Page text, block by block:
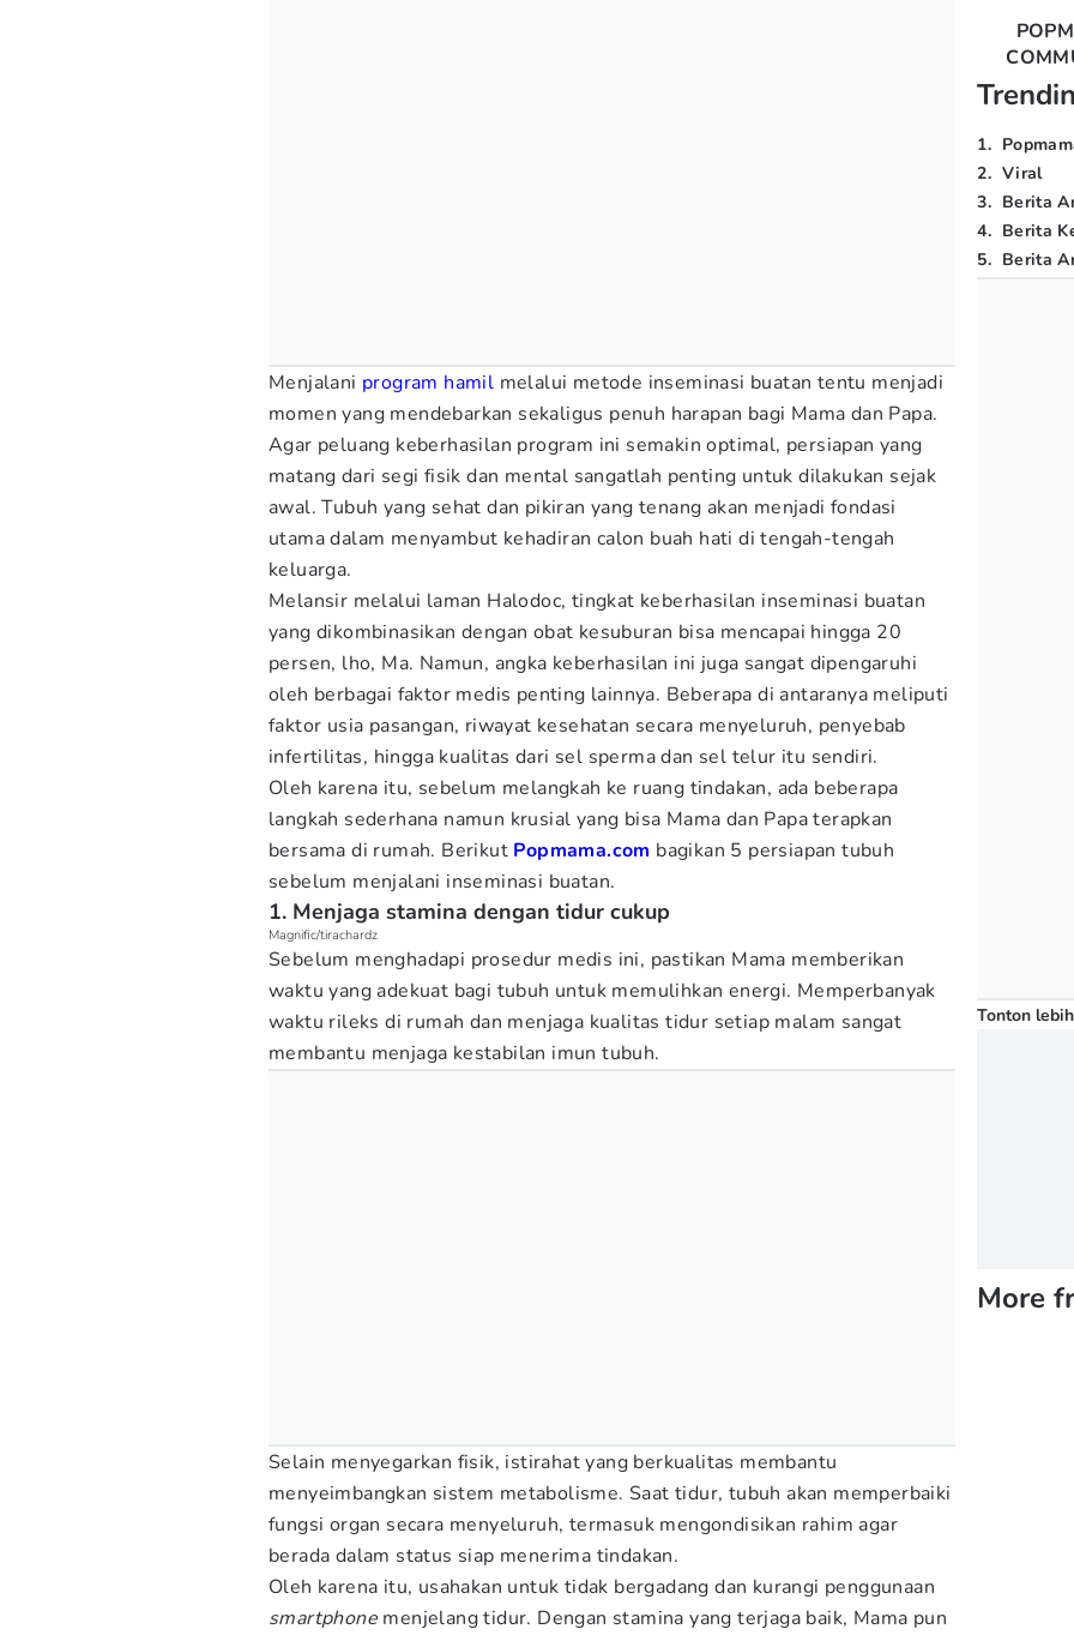
Menjalani program hamil melalui metode inseminasi buatan tentu menjadi
momen yang mendebarkan sekaligus penuh harapan bagi Mama dan Papa.
Agar peluang keberhasilan program ini semakin optimal, persiapan yang
matang dari segi fisik dan mental sangatlah penting untuk dilakukan sejak
awal. Tubuh yang sehat dan pikiran yang tenang akan menjadi fondasi
utama dalam menyambut kehadiran calon buah hati di tengah-tengah
keluarga.
Melansir melalui laman Halodoc, tingkat keberhasilan inseminasi buatan
yang dikombinasikan dengan obat kesuburan bisa mencapai hingga 20
persen, lho, Ma. Namun, angka keberhasilan ini juga sangat dipengaruhi
oleh berbagai faktor medis penting lainnya. Beberapa di antaranya meliputi
faktor usia pasangan, riwayat kesehatan secara menyeluruh, penyebab
infertilitas, hingga kualitas dari sel sperma dan sel telur itu sendiri.
Oleh karena itu, sebelum melangkah ke ruang tindakan, ada beberapa
langkah sederhana namun krusial yang bisa Mama dan Papa terapkan
bersama di rumah. Berikut Popmama.com bagikan 5 persiapan tubuh
sebelum menjalani inseminasi buatan.
1. Menjaga stamina dengan tidur cukup
Magnific/tirachardz
Sebelum menghadapi prosedur medis ini, pastikan Mama memberikan
waktu yang adekuat bagi tubuh untuk memulihkan energi. Memperbanyak
waktu rileks di rumah dan menjaga kualitas tidur setiap malam sangat
membantu menjaga kestabilan imun tubuh.
Selain menyegarkan fisik, istirahat yang berkualitas membantu
menyeimbangkan sistem metabolisme. Saat tidur, tubuh akan memperbaiki
fungsi organ secara menyeluruh, termasuk mengondisikan rahim agar
berada dalam status siap menerima tindakan.
Oleh karena itu, usahakan untuk tidak bergadang dan kurangi penggunaan
smartphone menjelang tidur. Dengan stamina yang terjaga baik, Mama pun
1.
2. Viral
3. Berita
4. Berita
5. Berita
Tonton
More